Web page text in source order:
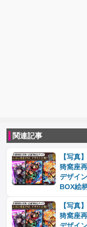
関連記事
【写真
猗窩座
デザイ
BOX絵
【写真
猗窩座